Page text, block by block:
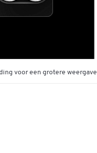
voor een grotere weergave